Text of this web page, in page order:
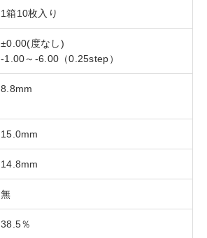
1箱10枚入り
±0.00(度なし)
-1.00～-6.00（0.25step）
8.8mm
15.0mm
14.8mm
無
38.5％